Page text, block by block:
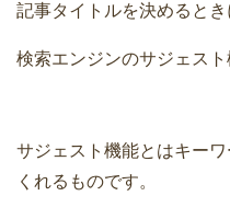
記事タイトルを決めるとき
検索エンジンのサジェスト
サジェスト機能とはキー
くれるものです。